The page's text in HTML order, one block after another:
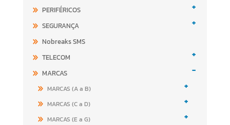
PERIFÉRICOS +
SEGURANÇA +
Nobreaks SMS
TELECOM
+
MARCAS -
MARCAS (A a B) +
MARCAS (C a D) +
MARCAS (E a G) +